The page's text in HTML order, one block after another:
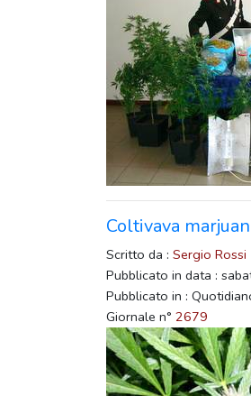
Coltivava
Scritto da : Sergio Rossi
Pubblicato in data :
Pubblicato in :
Giornale n° 2679